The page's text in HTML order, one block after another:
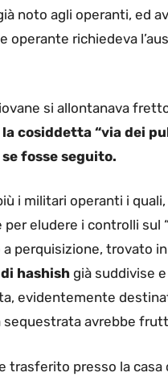
noto agli operanti, ed
richiedeva
si allontanava
cosiddetta “via dei
fosse seguito.
i militari operanti i
eludere i controlli sul “
perquisizione, trovato
hashish già suddivise
evidentemente
avrebbe
trasferito presso la casa